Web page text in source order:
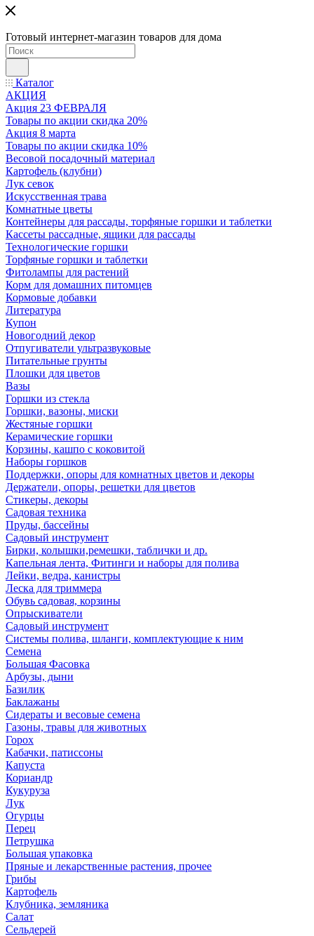
Готовый интернет-магазин товаров для дома
Каталог
АКЦИЯ
Акция 23 ФЕВРАЛЯ
Товары по акции скидка 20%
Акция 8 марта
Товары по акции скидка 10%
Весовой посадочный материал
Картофель (клубни)
Лук севок
Искусственная трава
Комнатные цветы
Контейнеры для рассады, торфяные горшки и таблетки
Кассеты рассадные, ящики для рассады
Технологические горшки
Торфяные горшки и таблетки
Фитолампы для растений
Корм для домашних питомцев
Кормовые добавки
Литература
Купон
Новогодний декор
Отпугиватели ультразвуковые
Питательные грунты
Плошки для цветов
Вазы
Горшки из стекла
Горшки, вазоны, миски
Жестяные горшки
Керамические горшки
Корзины, кашпо с коковитой
Наборы горшков
Поддержки, опоры для комнатных цветов и декоры
Держатели, опоры, решетки для цветов
Стикеры, декоры
Садовая техника
Пруды, бассейны
Садовый инструмент
Бирки, колышки,ремешки, таблички и др.
Капельная лента, Фитинги и наборы для полива
Лейки, ведра, канистры
Леска для триммера
Обувь садовая, корзины
Опрыскиватели
Садовый инструмент
Системы полива, шланги, комплектующие к ним
Семена
Большая Фасовка
Арбузы, дыни
Базилик
Баклажаны
Сидераты и весовые семена
Газоны, травы для животных
Горох
Кабачки, патиссоны
Капуста
Кориандр
Кукуруза
Лук
Огурцы
Перец
Петрушка
Большая упаковка
Пряные и лекарственные растения, прочее
Грибы
Картофель
Клубника, земляника
Салат
Сельдерей